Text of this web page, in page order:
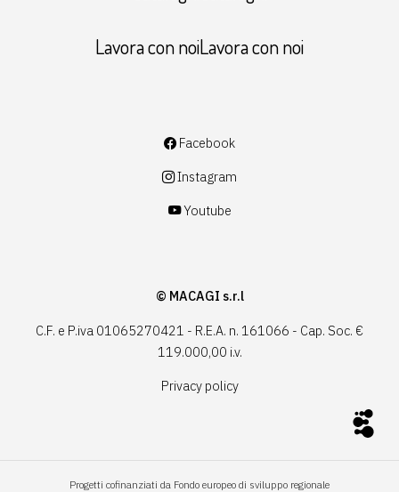
Lavora con noiLavora con noi
Facebook
Instagram
Youtube
© MACAGI s.r.l
C.F. e P.iva 01065270421 - R.E.A. n. 161066 - Cap. Soc. €
119.000,00 i.v.
Privacy policy
Progetti cofinanziati da Fondo europeo di sviluppo regionale